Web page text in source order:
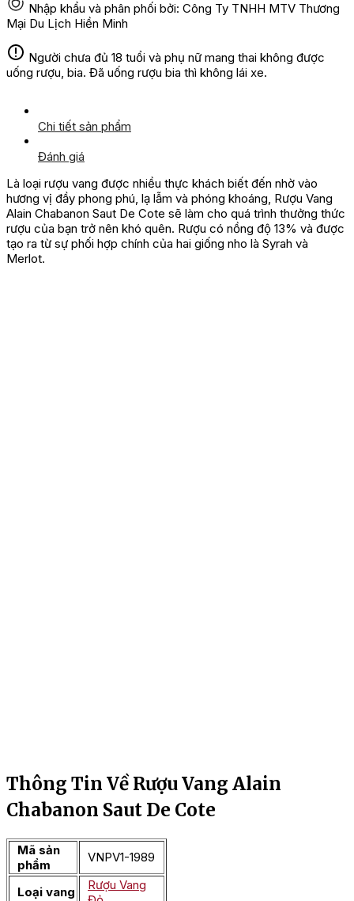
Nhập khẩu và phân phối bởi: Công Ty TNHH MTV Thương
Mại Du Lịch Hiền Minh
Người chưa đủ 18 tuổi và phụ nữ mang thai không được
uống rượu, bia. Đã uống rượu bia thì không lái xe.
Chi tiết sản phẩm
Đánh giá
Là loại rượu vang được nhiều thực khách biết đến nhờ vào
hương vị đầy phong phú, lạ lẫm và phóng khoáng, Rượu Vang
Alain Chabanon Saut De Cote sẽ làm cho quá trình thưởng thức
rượu của bạn trở nên khó quên. Rượu có nồng độ 13% và được
tạo ra từ sự phối hợp chính của hai giống nho là Syrah và
Merlot.
Thông Tin Về Rượu Vang Alain
Chabanon Saut De Cote
Mã sản
phẩm
VNPV1-1989
Loại vang
Rượu Vang